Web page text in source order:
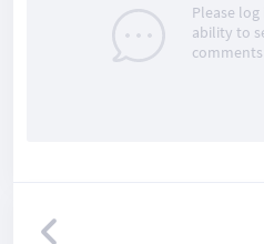
Please
ability to
comments